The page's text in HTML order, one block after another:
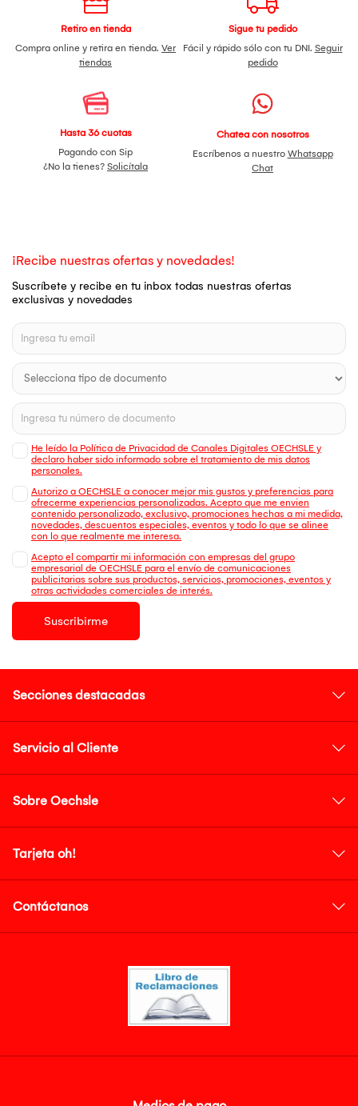
Retiro en tienda
Compra online y retira en tienda. Ver
tiendas
Sigue tu pedido
Fácil y rápido sólo con tu DNI. Seguir
pedido
Hasta 36 cuotas
Pagando con Sip
¿No la tienes? Solicítala
Chatea con nosotros
Escríbenos a nuestro Whatsapp
Chat
¡Recibe nuestras ofertas y novedades!
Suscríbete y recibe en tu inbox todas nuestras ofertas
exclusivas y novedades
He leído la Política de Privacidad de Canales Digitales OECHSLE y
declaro haber sido informado sobre el tratamiento de mis datos
personales.
Autorizo a OECHSLE a conocer mejor mis gustos y preferencias para
ofrecerme experiencias personalizadas. Acepto que me envien
contenido personalizado, exclusivo, promociones hechas a mi medida,
novedades, descuentos especiales, eventos y todo lo que se alinee
con lo que realmente me interesa.
Acepto el compartir mi información con empresas del grupo
empresarial de OECHSLE para el envío de comunicaciones
publicitarias sobre sus productos, servicios, promociones, eventos y
otras actividades comerciales de interés.
Suscribirme
Secciones destacadas
Servicio al Cliente
Sobre Oechsle
Tarjeta oh!
Contáctanos